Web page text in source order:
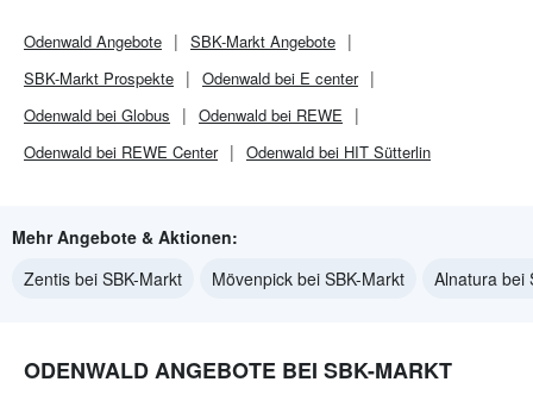
Odenwald Angebote SBK-Markt Angebote
SBK-Markt Prospekte
Odenwald bei E center
Odenwald bei Globus
Odenwald bei REWE
Odenwald bei REWE Center
Odenwald bei HIT Sütterlin
Mehr Angebote & Aktionen:
Zentis bei SBK-Markt
Mövenpick bei SBK-Markt Alnatura bei
ODENWALD ANGEBOTE BEI SBK-MARKT